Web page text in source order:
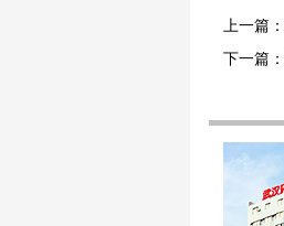
上一篇：
下一篇：